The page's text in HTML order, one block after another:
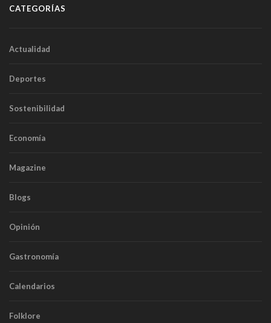
CATEGORÍAS
Actualidad
Deportes
Sostenibilidad
Economía
Magazine
Blogs
Opinión
Gastronomía
Calendarios
Folklore